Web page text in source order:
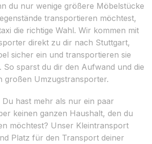
du nur wenige größere Möbelstücke
transportieren möchtest,
die richtige Wahl. Wir kommen mit
direkt zu dir nach Stuttgart,
sicher ein und transportieren sie
So sparst du dir den Aufwand und die
großen Umzugstransporter.
Du hast mehr als nur ein paar
keinen ganzen Haushalt, den du
möchtest? Unser Kleintransport
Platz für den Transport deiner